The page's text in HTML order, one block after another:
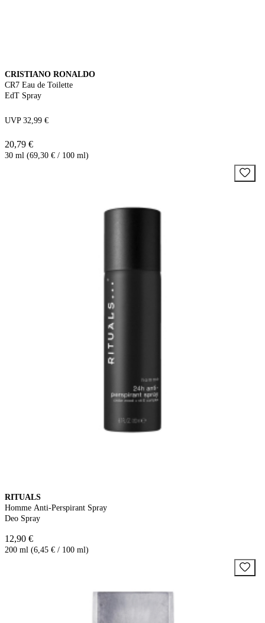
CRISTIANO RONALDO
CR7 Eau de Toilette
EdT Spray
UVP 32,99 €
20,79 €
30 ml (69,30 € / 100 ml)
RITUALS
Homme Anti-Perspirant Spray
Deo Spray
12,90 €
200 ml (6,45 € / 100 ml)